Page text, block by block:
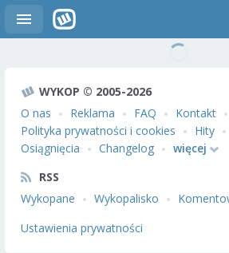
WYKOP © 2005-2026
O nas
Reklama FAQ Kontakt
Polityka prywatności i cookies
Hity
Osiągnięcia
Changelog
więcej
RSS
Wykopane
Wykopalisko
Ustawienia prywatności